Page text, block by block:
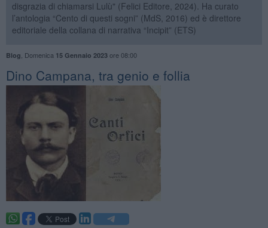
disgrazia di chiamarsi Lulù" (Felici Editore, 2024). Ha curato
l’antologia “Cento di questi sogni” (MdS, 2016) ed è direttore
editoriale della collana di narrativa “Incipit” (ETS)
Blog Domenica 15 Gennaio 2023ore 08:00
​Dino Campana, tra genio e follia